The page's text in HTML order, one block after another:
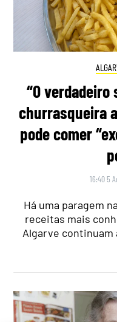
“O verdadeiro
churrasqueira
pode comer
16:40 5
Há uma paragem
receitas mais
Algarve continuam